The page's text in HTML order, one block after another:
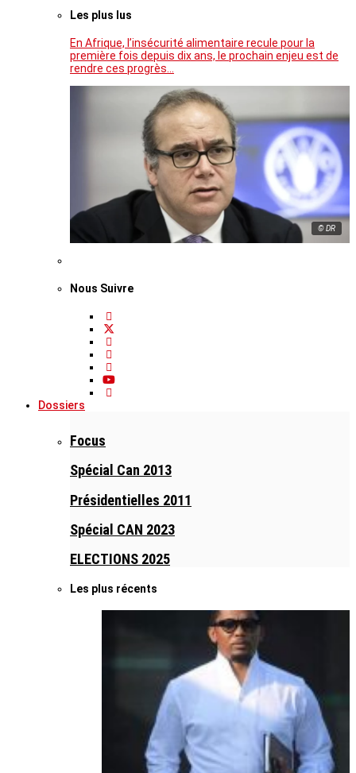
Les plus lus
En Afrique, l’insécurité alimentaire recule pour la
première fois depuis dix ans, le prochain enjeu est de
rendre ces progrès…
© DR
Nous Suivre
Dossiers
Focus
Spécial Can 2013
Présidentielles 2011
Spécial CAN 2023
ELECTIONS 2025
Les plus récents